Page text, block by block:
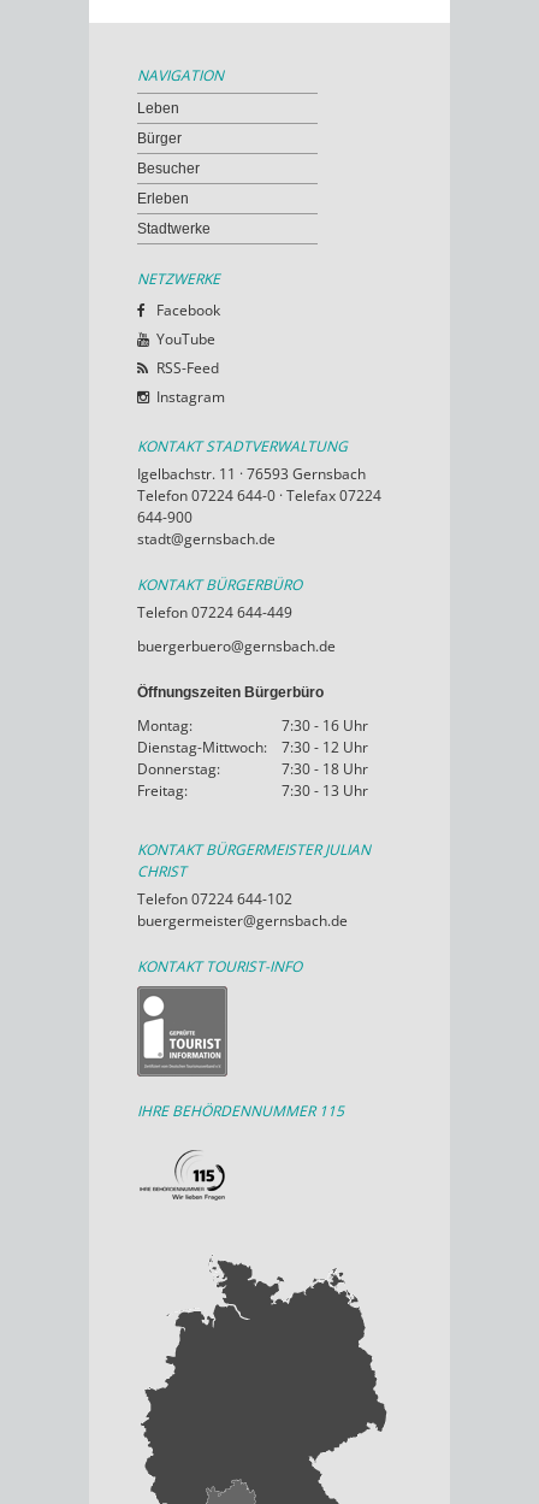
NAVIGATION
Leben
Bürger
Besucher
Erleben
Stadtwerke
NETZWERKE
Facebook
YouTube
RSS-Feed
Instagram
KONTAKT STADTVERWALTUNG
Igelbachstr. 11 · 76593 Gernsbach
Telefon 07224 644-0 · Telefax 07224
644-900
stadt@gernsbach.de
KONTAKT BÜRGERBÜRO
Telefon 07224 644-449
buergerbuero@gernsbach.de
Öffnungszeiten Bürgerbüro
Montag:
7:30 - 16 Uhr
Dienstag-Mittwoch:
7:30 - 12 Uhr
Donnerstag:
7:30 - 18 Uhr
Freitag:
7:30 - 13 Uhr
KONTAKT BÜRGERMEISTER JULIAN
CHRIST
Telefon 07224 644-102
buergermeister@gernsbach.de
KONTAKT TOURIST-INFO
IHRE BEHÖRDENNUMMER 115